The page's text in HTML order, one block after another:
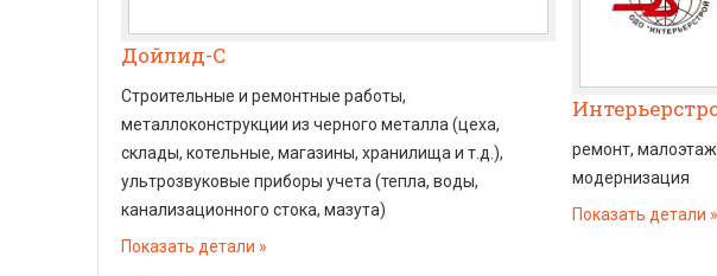
Дойлид-С
Строительные и ремонтные работы,
металлоконструкции из черного металла (цеха,
склады, котельные, магазины, хранилища и т.д.),
ультрозвуковые приборы учета (тепла, воды,
канализационного стока, мазута)
Показать детали
ремонт,
модернизация
Показать детали